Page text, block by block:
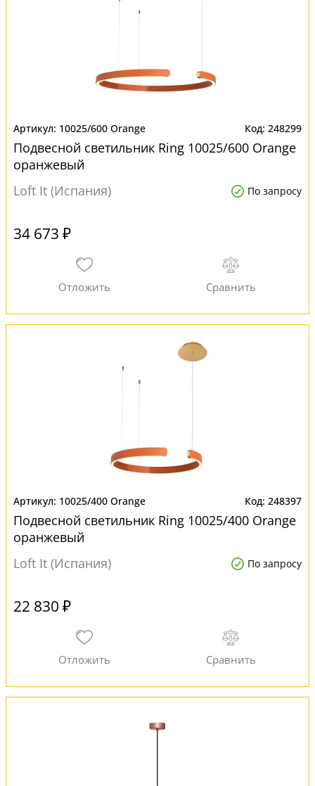
10025/600 Orange 248299
Подвесной светильник Ring 10025/600 Orange
оранжевый
Loft It (Испания)
По запросу
34 673 ₽
10025/400 Orange 248397
Подвесной светильник Ring 10025/400 Orange
оранжевый
Loft It (Испания)
По запросу
22 830 ₽